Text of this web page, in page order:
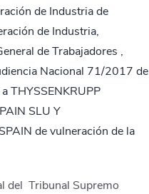
de Industria de
de Industria,
de Trabajadores ,
Nacional 71/2017 de
THYSSENKRUPP
SLU Y
de vulneración de la
del Tribunal Supremo